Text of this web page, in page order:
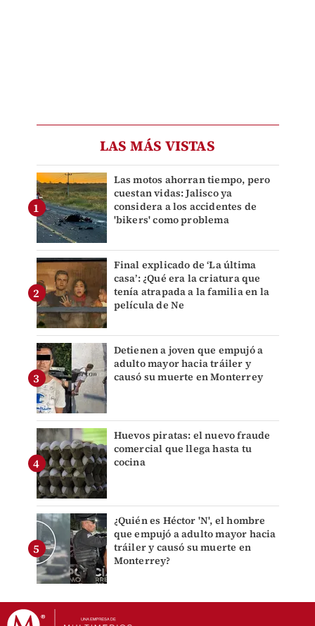
LAS MÁS VISTAS
Las motos ahorran tiempo, pero
cuestan vidas: Jalisco ya
considera a los accidentes de
'bikers' como problema
Final explicado de ‘La última
casa’: ¿Qué era la criatura que
tenía atrapada a la familia en la
película de Ne
Detienen a joven que empujó a
adulto mayor hacia tráiler y
causó su muerte en Monterrey
Huevos piratas: el nuevo fraude
comercial que llega hasta tu
cocina
¿Quién es Héctor 'N', el hombre
que empujó a adulto mayor hacia
tráiler y causó su muerte en
Monterrey?